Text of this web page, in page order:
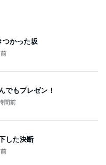
つかった坂
でもプレゼン！
間前
した決断